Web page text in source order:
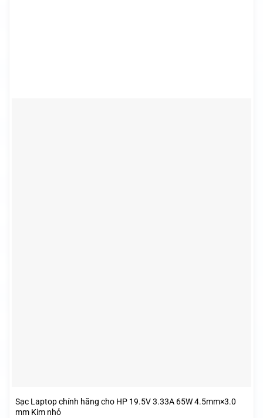
Sạc Laptop chính hãng cho HP 19.5V 3.33A 65W 4.5mm×3.0
mm Kim nhỏ